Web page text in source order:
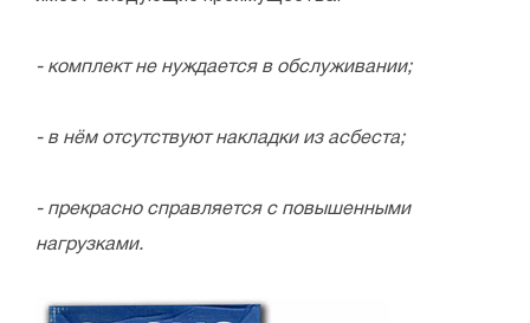
- комплект не нуждается в обслуживании;
- в нём отсутствуют накладки из асбеста;
- прекрасно справляется с повышенными
нагрузками.